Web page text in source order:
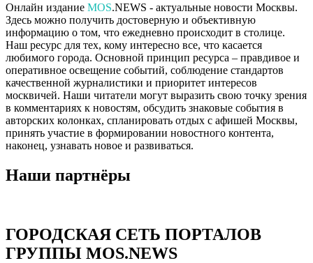
Онлайн издание MOS.NEWS - актуальные новости Москвы.
Здесь можно получить достоверную и объективную
информацию о том, что ежедневно происходит в столице.
Наш ресурс для тех, кому интересно все, что касается
любимого города. Основной принцип ресурса – правдивое и
оперативное освещение событий, соблюдение стандартов
качественной журналистики и приоритет интересов
москвичей. Наши читатели могут выразить свою точку зрения
в комментариях к новостям, обсудить знаковые события в
авторских колонках, спланировать отдых с афишей Москвы,
принять участие в формировании новостного контента,
наконец, узнавать новое и развиваться.
Наши партнёры
ГОРОДСКАЯ СЕТЬ ПОРТАЛОВ
ГРУППЫ MOS.NEWS